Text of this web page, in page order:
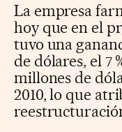
La empresa
hoy que en el
tuvo una
de dólares, el 7
millones de
2010, lo que